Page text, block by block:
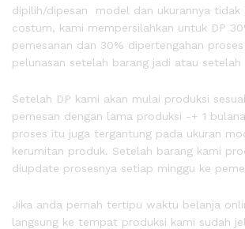
dipilih/dipesan model dan ukurannya tidak
costum, kami mempersilahkan untuk DP
pemesanan dan 30% dipertengahan
pelunasan setelah barang jadi atau setelah
Setelah DP kami akan mulai produksi
pemesan dengan lama produksi -+ 1
proses itu juga tergantung pada ukuran
kerumitan produk. Setelah barang kami
diupdate prosesnya setiap minggu ke
Jika anda pernah tertipu waktu belanja
langsung ke tempat produksi kami sudah